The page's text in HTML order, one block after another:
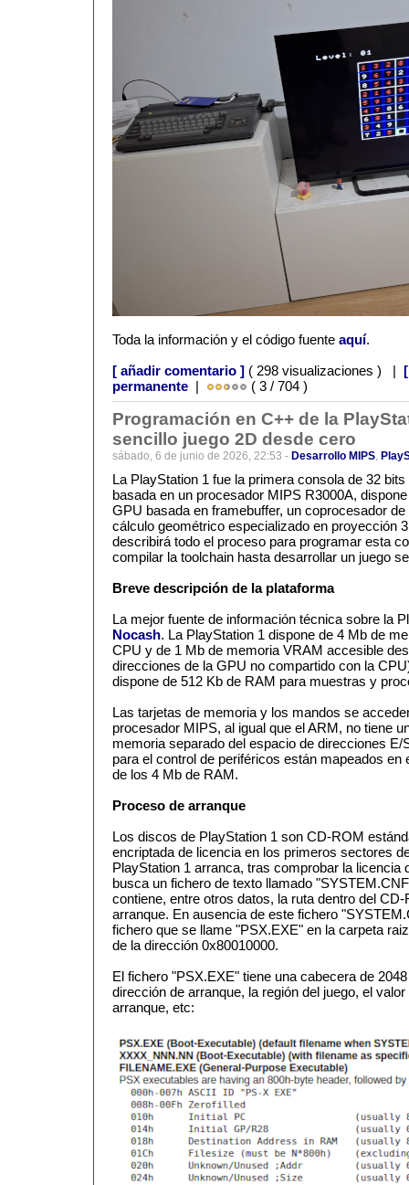
Toda la información y el código fuente aquí.
[ añadir comentario ] ( 298 visualizaciones ) |
permanente | ( 3 / 704 )
Programación en C++ de la
sencillo juego 2D desde cero
sábado, 6 de junio de 2026, 22:53 - Desarrollo MIPS,
La PlayStation 1 fue la primera consola de 32
basada en un procesador MIPS R3000A,
GPU basada en framebuffer, un coprocesador
cálculo geométrico especializado en proyección
describirá todo el proceso para programar esta
compilar la toolchain hasta desarrollar un juego
Breve descripción de la plataforma
La mejor fuente de información técnica sobre la
Nocash. La PlayStation 1 dispone de 4 Mb de
CPU y de 1 Mb de memoria VRAM accesible
direcciones de la GPU no compartido con la
dispone de 512 Kb de RAM para muestras y
Las tarjetas de memoria y los mandos se
procesador MIPS, al igual que el ARM, no tiene
memoria separado del espacio de direcciones E/
para el control de periféricos están mapeados
de los 4 Mb de RAM.
Proceso de arranque
Los discos de PlayStation 1 son CD-ROM
encriptada de licencia en los primeros sectores
PlayStation 1 arranca, tras comprobar la licencia
busca un fichero de texto llamado
contiene, entre otros datos, la ruta dentro del
arranque. En ausencia de este fichero
fichero que se llame "PSX.EXE" en la carpeta
de la dirección 0x80010000.
El fichero "PSX.EXE" tiene una cabecera de
dirección de arranque, la región del juego, el
arranque, etc: